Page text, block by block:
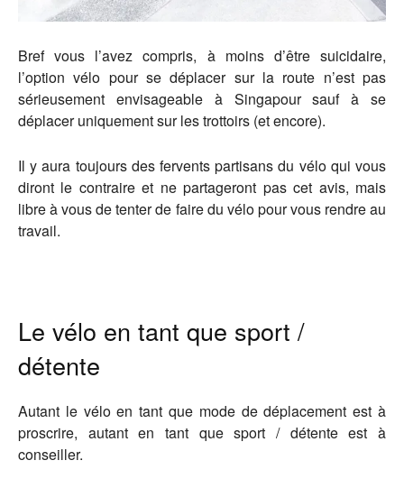
Bref vous l’avez compris, à moins d’être suicidaire,
l’option vélo pour se déplacer sur la route n’est pas
sérieusement envisageable à Singapour sauf à se
déplacer uniquement sur les trottoirs (et encore).
Il y aura toujours des fervents partisans du vélo qui vous
diront le contraire et ne partageront pas cet avis, mais
libre à vous de tenter de faire du vélo pour vous rendre au
travail.
Le vélo en tant que sport /
détente
Autant le vélo en tant que mode de déplacement est à
proscrire, autant en tant que sport / détente est à
conseiller.